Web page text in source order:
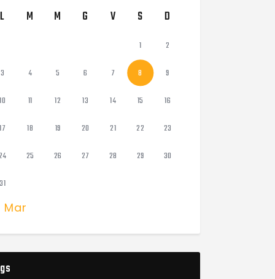
L M M G V S D
1 2
3 4 5 6 7 8 9
10 11 12 13 14 15 16
17 18 19 20 21 22 23
25 26 27 28 29 30
31
Mar